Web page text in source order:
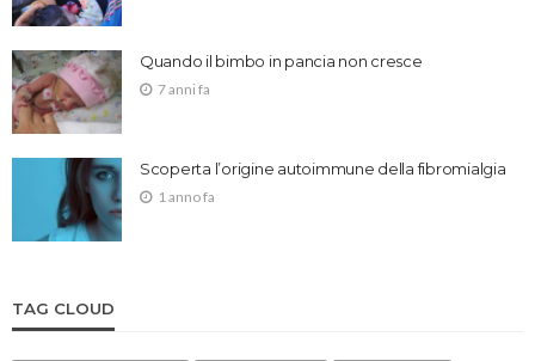
Quando il bimbo in pancia non cresce
7 anni fa
Scoperta l’origine autoimmune della fibromialgia
1 anno fa
TAG CLOUD